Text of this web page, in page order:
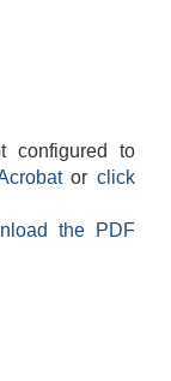
configured to
orclick
the PDF